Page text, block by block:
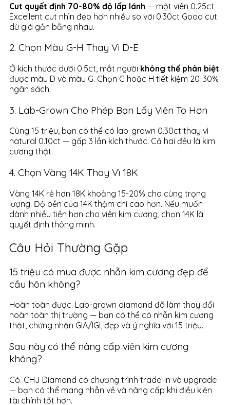
Cut quyết định 70-80% độ lấp lánh — một viên 0.25ct
Excellent cut nhìn đẹp hơn nhiều so với 0.30ct Good cut
dù giá gần bằng nhau.
2. Chọn Màu G-H Thay Vì D-E
Ở kích thước dưới 0.5ct, mắt người không thể phân biệt
được màu D và màu G. Chọn G hoặc H tiết kiệm 20-30%
ngân sách.
3. Lab-Grown Cho Phép Bạn Lấy Viên To Hơn
Cùng 15 triệu, bạn có thể có lab-grown 0.30ct thay vì
natural 0.10ct — gấp 3 lần kích thước. Cả hai đều là kim
cương thật.
4. Chọn Vàng 14K Thay Vì 18K
Vàng 14K rẻ hơn 18K khoảng 15-20% cho cùng trọng
lượng. Độ bền của 14K thậm chí cao hơn. Nếu muốn
dành nhiều tiền hơn cho viên kim cương, chọn 14K là
quyết định thông minh.
Câu Hỏi Thường Gặp
15 triệu có mua được nhẫn kim cương đẹp để
cầu hôn không?
Hoàn toàn được. Lab-grown diamond đã làm thay đổi
hoàn toàn thị trường — bạn có thể có nhẫn kim cương
thật, chứng nhận GIA/IGI, đẹp và ý nghĩa với 15 triệu.
Sau này có thể nâng cấp viên kim cương
không?
Có. CHJ Diamond có chương trình trade-in và upgrade
— bạn có thể mang nhẫn về và nâng cấp khi điều kiện
tài chính tốt hơn.